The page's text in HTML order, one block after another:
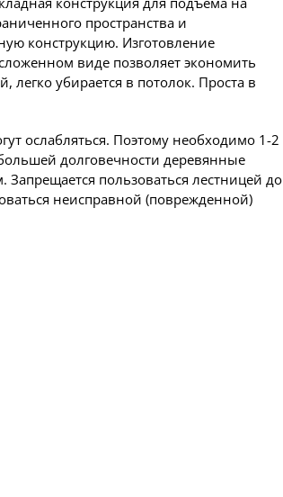
пространства и
конструкцию. Изготовление
виде позволяет экономить
легко убирается в потолок. Проста в
ослабляться. Поэтому необходимо 1-2
долговечности деревянные
пользоваться лестницей до
неисправной (поврежденной)